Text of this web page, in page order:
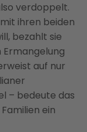
verdoppelt.
ihren beiden
bezahlt sie
Ermangelung
auf nur
– bedeute das
ein